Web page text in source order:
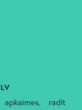
radīt